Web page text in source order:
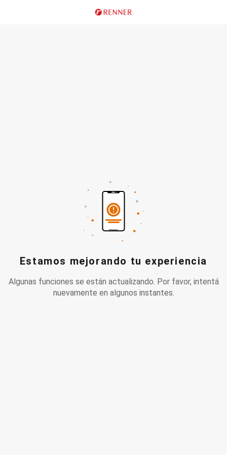
Estamos mejorando tu experiencia
Algunas funciones se están actualizando. Por favor, intentá
nuevamente en algunos instantes.